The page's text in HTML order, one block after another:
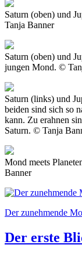
Saturn (oben) und
Tanja Banner
Saturn (oben) und
jungen Mond. ©
Saturn (links) und
beiden sind sich so
kann. Zu erahnen
Saturn. © Tanja
Mond meets
Banner
Der zunehmende
Der erste